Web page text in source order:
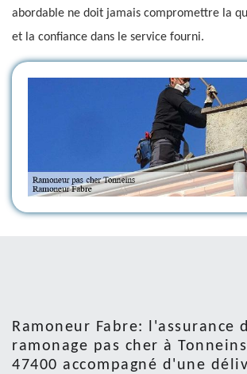
abordable ne doit jamais compromettre la
et la confiance dans le service fourni.
Ramoneur Fabre: l'assurance
ramonage pas cher à
47400 accompagné d'une